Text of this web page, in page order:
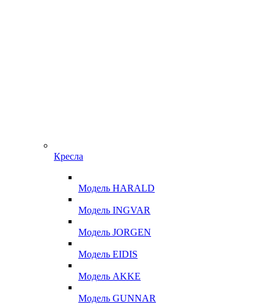
Кресла
Модель HARALD
Модель INGVAR
Модель JORGEN
Модель EIDIS
Модель AKKE
Модель GUNNAR